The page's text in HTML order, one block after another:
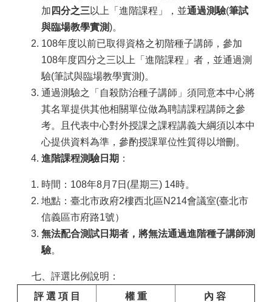
加 四分之三 以上「進階課程」，並通過測驗(筆試
與臨場教學實測)。
108年度以前已取得資格之初階種子講師，參加
108年度四分之三以上「進階課程」者，並通過測
驗(筆試與臨場教學實測)。
通過測驗之「自殺防治種子講師」須同意本中心將
其名單提供其他相關單位做為聘請課程講師之參
考。且代表中心對外授課之課程講義大綱須以本中
心提供資料為準，參酌授課單位性質得以增刪。
進階課程測驗日期 ：
時間：108年8月7日(星期三) 14時。
地點：臺北市政府2樓西北區N214會議室(臺北市
信義區市府路1號）
無法配合測試日期者，將無法通過進階種子講師測
驗。
七、評選比例說明：
評 選 項 目
權 重 內 容